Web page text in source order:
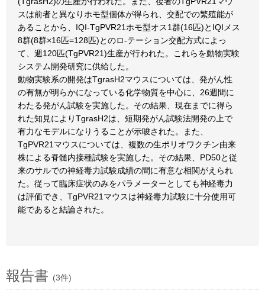
スは前者と異なりホモ型個体が得られ、交配での繁殖能が
あることから、IQI-TgPVR21ホモ型オス1群(16匹)とIQIメス
8群(8群×16匹=128匹)とのロ-テーション交配方式によっ
て、週120匹(TgPVR21)生産が行われた。これらを動物実験
システム開発研究に供給した。
動物実験系の開発はTgrasH2マウスについては、発がん性
の有無が明らかになっている化学物質を中心に、26週間に
わたる発がん試験を実施した。その結果、現在までに得ら
れた知見によりTgrasH2は、短期発がん試験法開発の上で
有力なモデルになりうることが示唆された。また、
TgPVR21マウスについては、複数の生ポリオワクチン由来
株による脊髄内接種試験を実施した。その結果、PD50と従
来のサルでの神経毒力試験成績の間に有意な相関がえられ
た。従って臨床症状のみをパラメーターとしても神経毒力
は評価でき、TgPVR21マウスは神経毒力試験に十分使用可
能であると結論された。
報告書 (3件)